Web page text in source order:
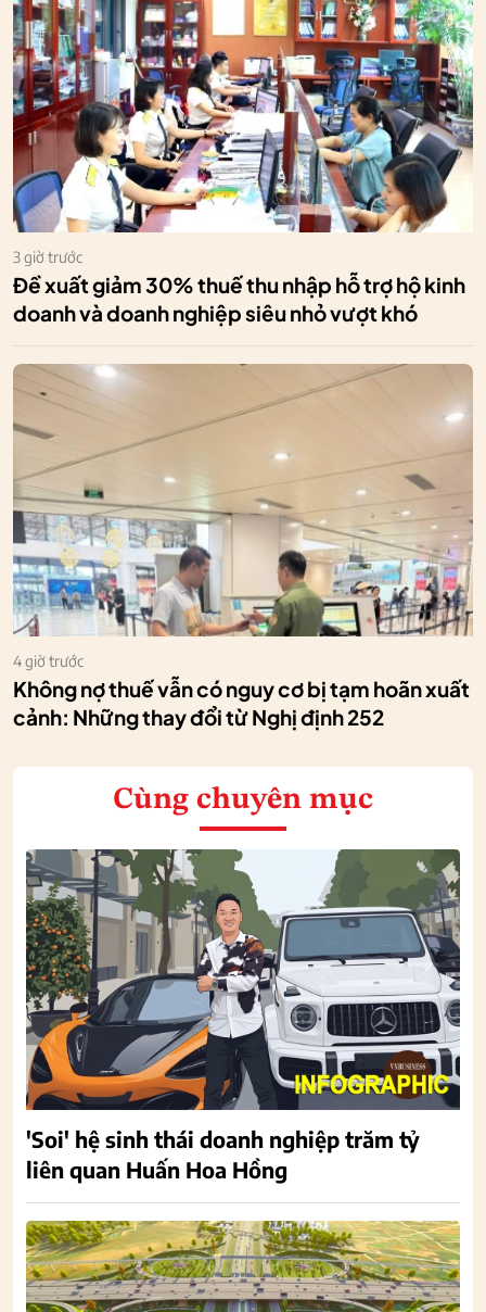
3 giờ trước
Đề xuất giảm 30% thuế thu nhập hỗ trợ hộ kinh
doanh và doanh nghiệp siêu nhỏ vượt khó
4 giờ trước
Không nợ thuế vẫn có nguy cơ bị tạm hoãn xuất
cảnh: Những thay đổi từ Nghị định 252
Cùng chuyên mục
'Soi' hệ sinh thái doanh nghiệp trăm tỷ
liên quan Huấn Hoa Hồng